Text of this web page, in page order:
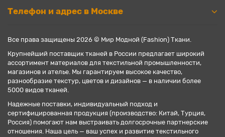
Телефон и адрес в Москве
Все права защищены 2026 © Мир Модной (Fashion) Ткани.
Крупнейший поставщик тканей в России предлагает широкий
ассортимент материалов для текстильной промышленности,
магазинов и ателье. Мы гарантируем высокое качество,
разнообразие текстур, цветов и дизайнов — в наличии более
5000 видов тканей.
Надежные поставки, индивидуальный подход и
сертифицированная продукция (производство: Китай, Турция,
Россия) помогают нам выстраивать долгосрочные партнерские
отношения. Наша цель — ваш успех и развитие текстильного